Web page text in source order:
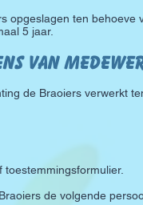
opgeslagen ten
5 jaar.
van
de Braoiers verwerkt
de volgende